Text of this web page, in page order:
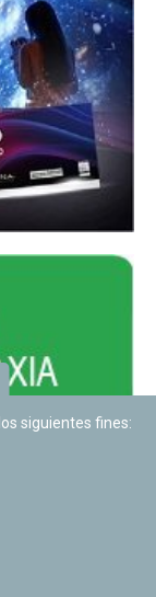
siguientes fines: